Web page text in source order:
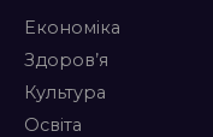
Економіка
Здоров’я
Культура
Освіта